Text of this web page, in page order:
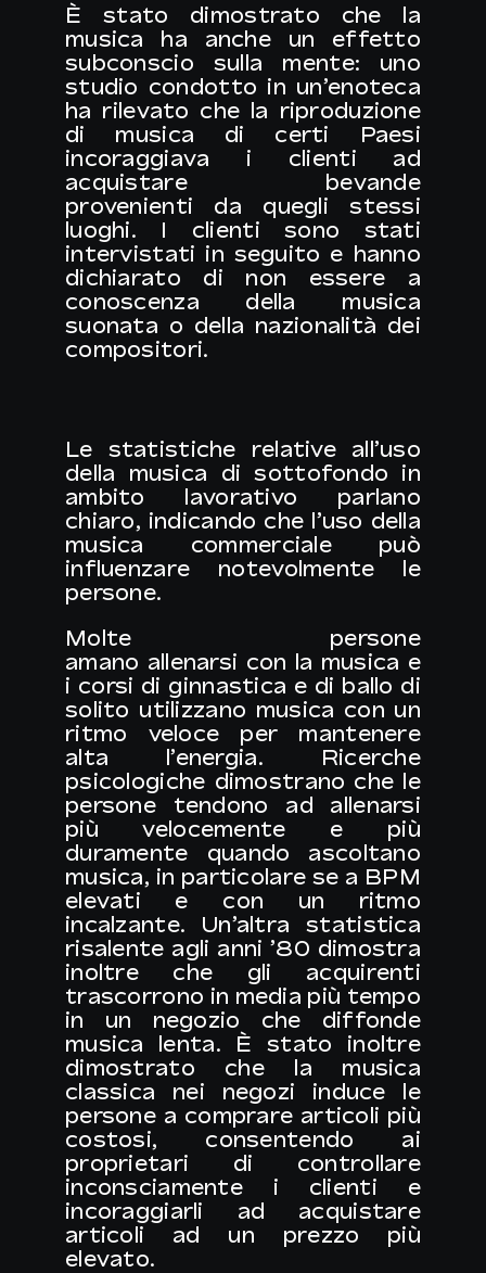
È stato dimostrato che la
musica ha anche un effetto
subconscio sulla mente: uno
studio condotto in un’enoteca
ha rilevato che la riproduzione
di musica di certi Paesi
incoraggiava i clienti ad
acquistare bevande
provenienti da quegli stessi
luoghi. I clienti sono stati
intervistati in seguito e hanno
dichiarato di non essere a
conoscenza della musica
suonata o della nazionalità dei
compositori.
Le statistiche relative all’uso
della musica di sottofondo in
ambito lavorativo parlano
chiaro, indicando che l’uso della
musica commerciale può
influenzare notevolmente le
persone.
Molte persone
amano allenarsi con la musica e
i corsi di ginnastica e di ballo di
solito utilizzano musica con un
ritmo veloce per mantenere
alta l’energia. Ricerche
psicologiche dimostrano che le
persone tendono ad allenarsi
più velocemente e più
duramente quando ascoltano
musica, in particolare se a BPM
elevati e con un ritmo
incalzante. Un’altra statistica
risalente agli anni ’80 dimostra
inoltre che gli acquirenti
trascorrono in media più tempo
in un negozio che diffonde
musica lenta. È stato inoltre
dimostrato che la musica
classica nei negozi induce le
persone a comprare articoli più
costosi, consentendo ai
proprietari di controllare
inconsciamente i clienti e
incoraggiarli ad acquistare
articoli ad un prezzo più
elevato.